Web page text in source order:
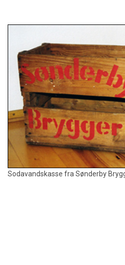
Sodavandskasse fra Sønderby